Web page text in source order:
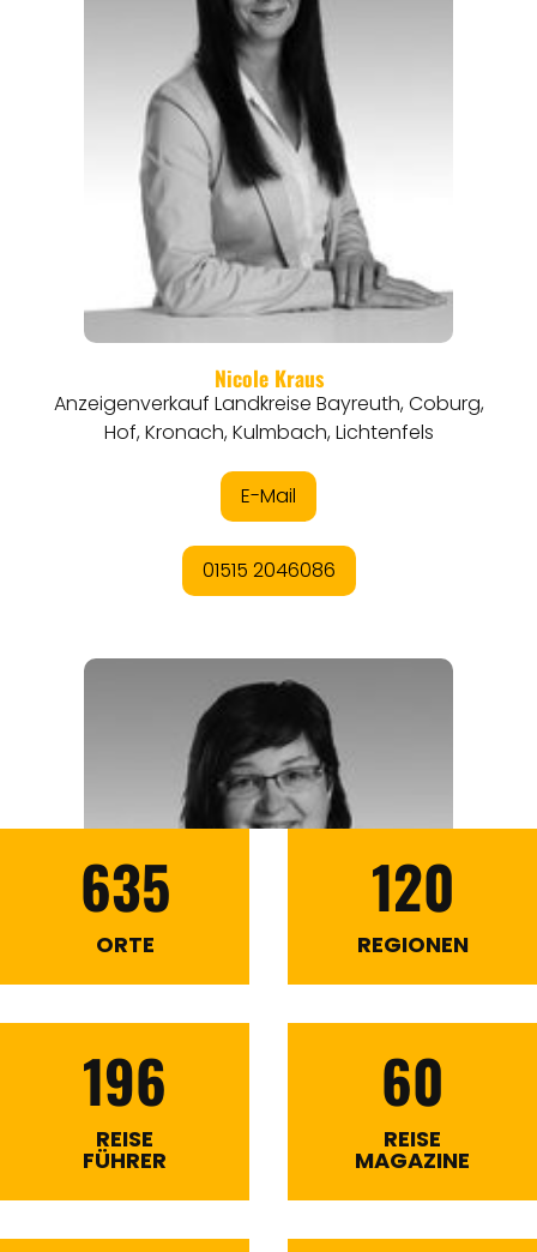
635
ORTE
120
REGIONEN
196
REISE
FÜHRER
60
REISE
MAGAZINE